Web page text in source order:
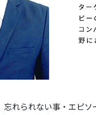
れられない事・エピソ